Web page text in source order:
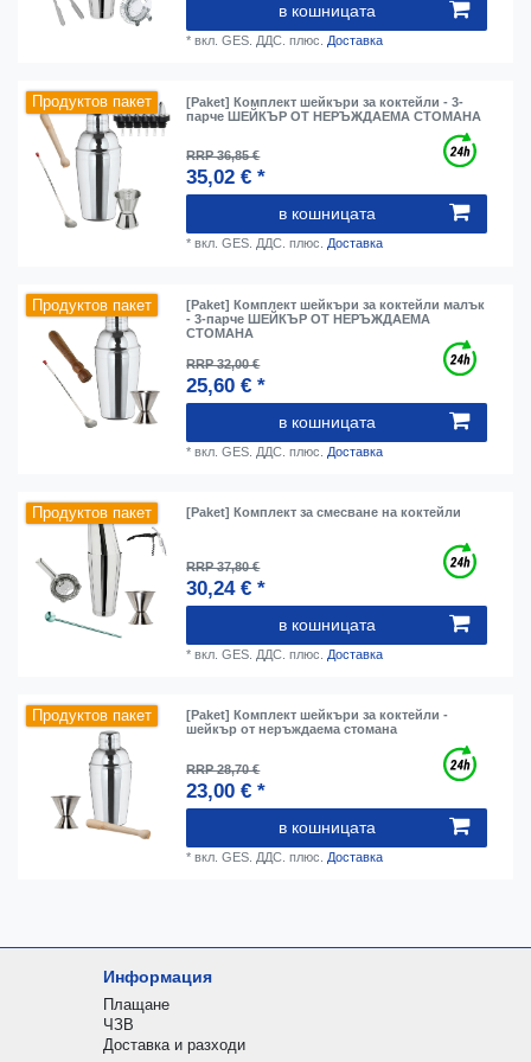
в кошницата
*вкл. GES. ДДС. плюс. Доставка
Продуктов пакет
[Paket] Комплект шейкъри за коктейли - 3-
парче ШЕЙКЪР ОТ НЕРЪЖДАЕМА СТОМАНА
RRP 36,85 €
35,02 € *
в кошницата
*вкл. GES. ДДС. плюс.Доставка
Продуктов пакет
[Paket] Комплект шейкъри за коктейли малък
- 3-парче ШЕЙКЪР ОТ НЕРЪЖДАЕМА
СТОМАНА
RRP 32,00 €
25,60 € *
в кошницата
*вкл. GES. ДДС. плюс. Доставка
Продуктов пакет [Paket] Комплект за смесване на коктейли
RRP 37,80 €
30,24 € *
в кошницата
*вкл. GES. ДДС. плюс. Доставка
Продуктов пакет
[Paket] Комплект шейкъри за коктейли -
шейкър от неръждаема стомана
RRP 28,70 €
23,00 € *
в кошницата
*вкл. GES. ДДС. плюс. Доставка
Информация
Плащане
ЧЗВ
Доставка и разходи